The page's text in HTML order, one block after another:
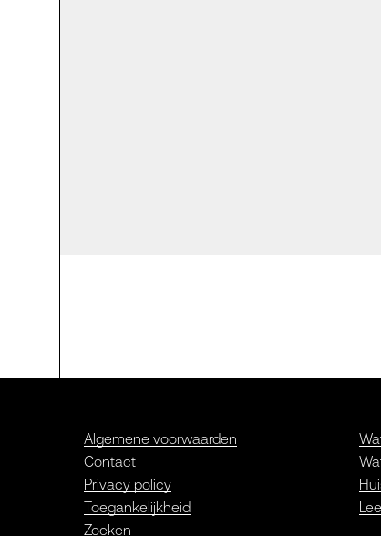
Algemene voorwaarden
Contact
Privacy policy
Toegankelijkheid
Zoeken